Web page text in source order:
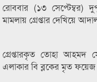
রোববার (১৩ সেপ্টেম্বর)
মামলায় গ্রেপ্তার দেখিয়ে
গ্রেপ্তারকৃত তোহা আহমদ
এলাকার বি ব্লকের মৃত